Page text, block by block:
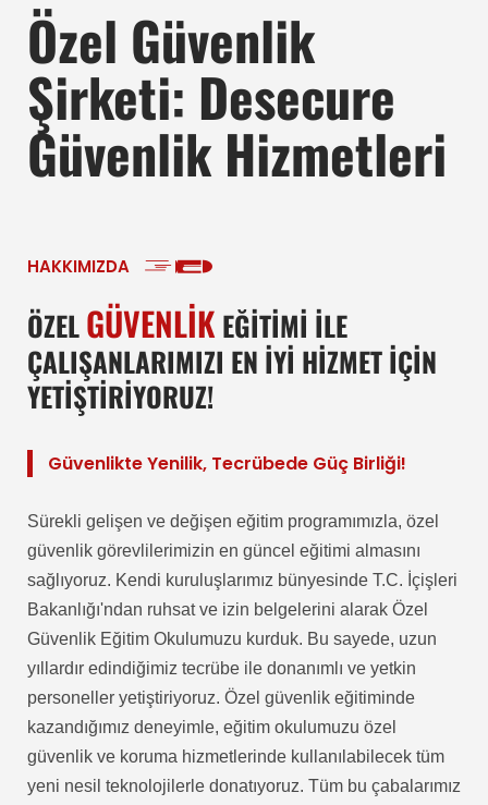
Özel Güvenlik
Şirketi: Desecure
Güvenlik Hizmetleri
HAKKIMIZDA
ÖZELGÜVENLİKEĞİTİMİ İLE
ÇALIŞANLARIMIZI EN İYİ HİZMET İÇİN
YETİŞTİRİYORUZ!
Güvenlikte Yenilik, Tecrübede Güç Birliği!
Sürekli gelişen ve değişen eğitim programımızla, özel
güvenlik görevlilerimizin en güncel eğitimi almasını
sağlıyoruz. Kendi kuruluşlarımız bünyesinde T.C. İçişleri
Bakanlığı'ndan ruhsat ve izin belgelerini alarak Özel
Güvenlik Eğitim Okulumuzu kurduk. Bu sayede, uzun
yıllardır edindiğimiz tecrübe ile donanımlı ve yetkin
personeller yetiştiriyoruz. Özel güvenlik eğitiminde
kazandığımız deneyimle, eğitim okulumuzu özel
güvenlik ve koruma hizmetlerinde kullanılabilecek tüm
yeni nesil teknolojilerle donatıyoruz. Tüm bu çabalarımız